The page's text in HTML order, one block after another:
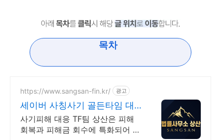
목차
https://www.sangsan-fin.kr/ 광고
세이버 사칭사기 골든타임 대
응
사기피해 대응 TF팀 상산은 피해
회복과 피해금 회수에 특화되어 있